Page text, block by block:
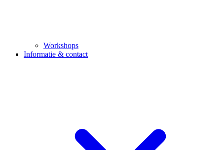
Workshops
Informatie & contact